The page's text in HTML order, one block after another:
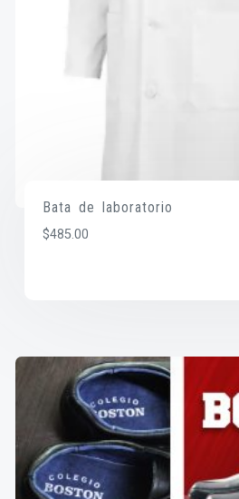
Bata de laboratorio
$485.00